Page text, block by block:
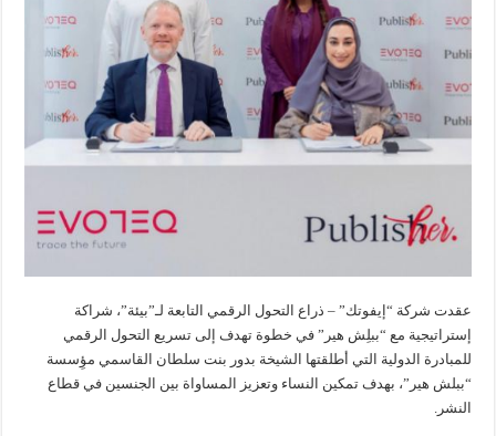
عقدت شركة “إيفوتك” – ذراع التحول الرقمي التابعة لـ”بيئة”، شراكة
إستراتيجية مع “ببلِش هير” في خطوة تهدف إلى تسريع التحول الرقمي
للمبادرة الدولية التي أطلقتها الشيخة بدور بنت سلطان القاسمي مؤِسسة
“ببلش هير”، بهدف تمكين النساء وتعزيز المساواة بين الجنسين في قطاع
النشر.